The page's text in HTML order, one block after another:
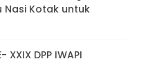
Nasi Kotak untuk
XXIX DPP IWAPI